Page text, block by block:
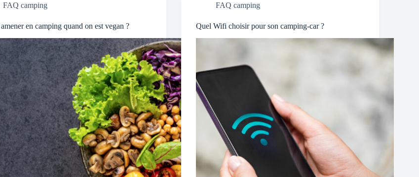
FAQ camping
en camping quand on est vegan ?
FAQ camping
Quel Wifi choisir pour son camping-car ?